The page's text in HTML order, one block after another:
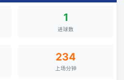
1
进球数
234
上场分钟